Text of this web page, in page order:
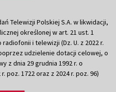
Telewizji Polskiej S.A. w likwidacji,
określonej w art. 21 ust. 1
i telewizji (Dz. U. z 2022 r.
udzielenie dotacji celowej, o
z dnia 29 grudnia 1992 r. o
poz. 1722 oraz z 2024 r. poz. 96)